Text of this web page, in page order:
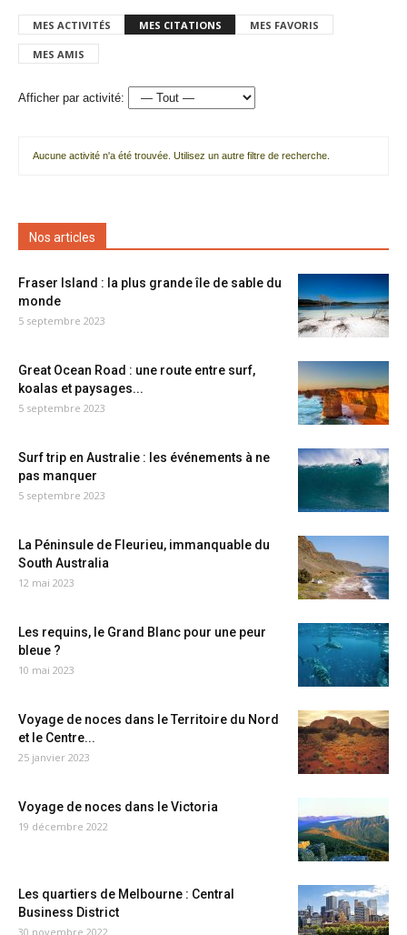
MES ACTIVITÉS MES CITATIONS MES FAVORIS
MES AMIS
Afficher par activité:
Aucune activité n'a été trouvée. Utilisez un autre filtre de recherche.
Nos articles
Fraser Island : la plus grande île de sable du
monde
5 septembre 2023
Great Ocean Road : une route entre surf,
koalas et paysages...
5 septembre 2023
Surf trip en Australie : les événements à ne
pas manquer
5 septembre 2023
La Péninsule de Fleurieu, immanquable du
South Australia
12 mai 2023
Les requins, le Grand Blanc pour une peur
bleue ?
10 mai 2023
Voyage de noces dans le Territoire du Nord
et le Centre...
25 janvier 2023
Voyage de noces dans le Victoria
19 décembre 2022
Les quartiers de Melbourne : Central
Business District
30 novembre 2022